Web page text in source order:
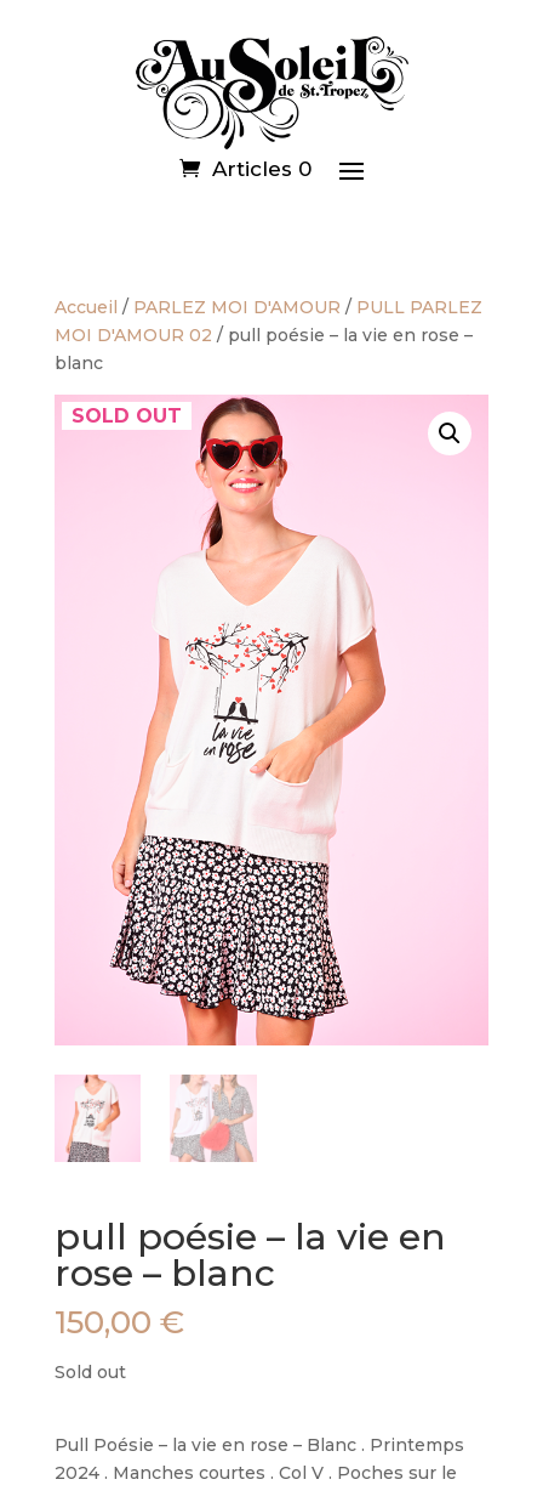
Articles 0
Accueil / PARLEZ MOI D'AMOUR / PULL PARLEZ
MOI D'AMOUR 02 / pull poésie – la vie en rose –
blanc
SOLD OUT
pull poésie – la vie en
rose – blanc
150,00 €
Sold out
Pull Poésie – la vie en rose – Blanc . Printemps
2024 . Manches courtes . Col V . Poches sur le